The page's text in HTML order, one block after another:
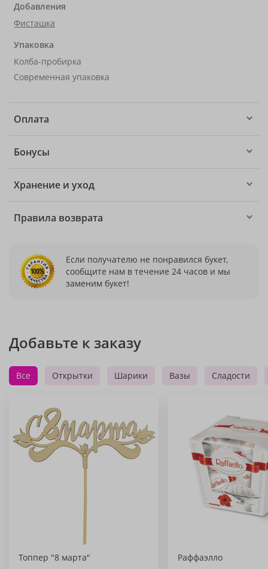
Добавления
Фисташка
Упаковка
Колба-пробирка
Современная упаковка
Оплата
Бонусы
Хранение и уход
Правила возврата
Если получателю не понравился букет,
сообщите нам в течение 24 часов и мы
заменим букет!
Добавьте к заказу
Все Открытки Шарики Вазы Сладости
Топпер "8 марта" Раффаэлло